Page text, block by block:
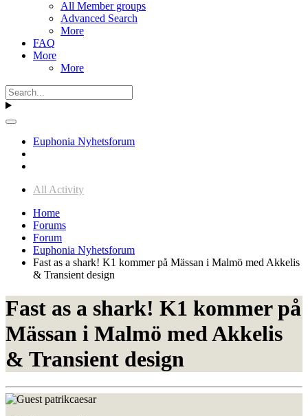
All Member groups
Advanced Search
More
FAQ
More
More
Euphonia Nyhetsforum
All Activity
Home
Forums
Forum
Euphonia Nyhetsforum
Fast as a shark! K1 kommer på Mässan i Malmö med Akkelis
& Transient design
Fast as a shark! K1 kommer på
Mässan i Malmö med Akkelis
& Transient design